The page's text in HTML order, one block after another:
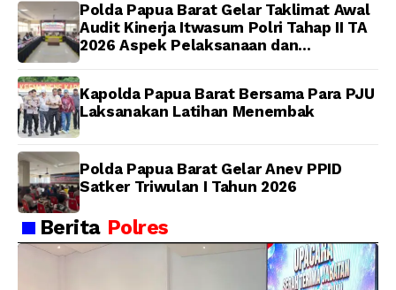
Polda Papua Barat Gelar Taklimat Awal
Audit Kinerja Itwasum Polri Tahap II TA
2026 Aspek Pelaksanaan dan
Kapolda Papua Barat Bersama Para PJU
Laksanakan Latihan Menembak
Polda Papua Barat Gelar Anev PPID
Satker Triwulan I Tahun 2026
Berita Polres